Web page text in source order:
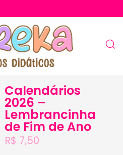
Calendários
2026 –
Lembrancinha
de Fim de Ano
R$ 7,50